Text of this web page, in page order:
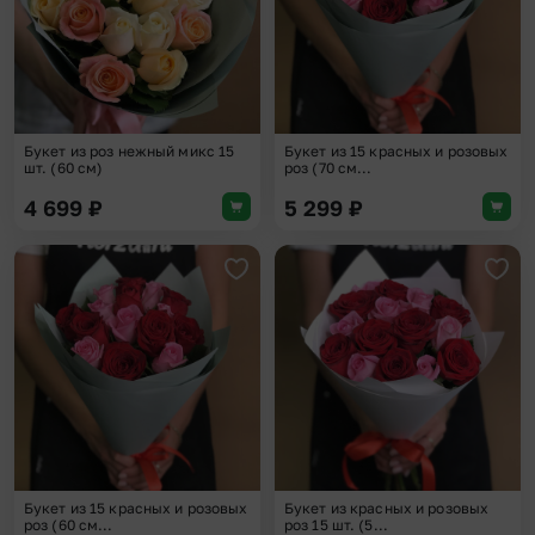
Букет из роз нежный микс 15
шт. (60 см)
4 699 ₽
Букет из 15 красных и розовых
роз (70 см...
5 299 ₽
Добавить в избранное
Букет из 15 красных и розовых
роз (60 см...
Букет из красных и розовых
роз 15 шт. (5...